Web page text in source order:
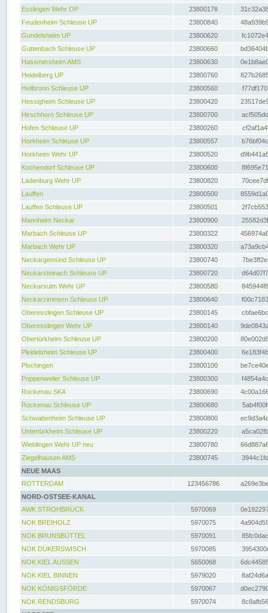
Esslingen Wehr OP
23800176
Feudenheim Schleuse UP
23800840
Gundelsheim UP
23800620
Guttenbach Schleuse UP
23800660
Hassmersheim AMS
23800630
Heidelberg UP
23800760
Heilbronn Schleuse UP
23800560
Hessigheim Schleuse UP
23800420
Hirschhorn Schleuse UP
23800700
Hofen Schleuse UP
23800260
Horkheim Schleuse UP
23800557
Horkheim Wehr UP
23800520
Kochendorf Schleuse UP
23800600
Ladenburg Wehr UP
23800820
Lauffen
23800500
Lauffen Schleuse UP
23800501
Mannheim Neckar
23800900
Marbach Schleuse UP
23800322
Marbach Wehr UP
23800320
Neckargemünd Schleuse UP
23800740
Neckarsteinach Schleuse UP
23800720
Neckarsulm Wehr UP
23800580
Neckarzimmern Schleuse UP
23800640
Oberesslingen Schleuse UP
23800145
Oberesslingen Wehr UP
23800140
Obertürkheim Schleuse UP
23800200
Pleidelsheim Schleuse UP
23800400
Plochingen
23800100
Poppenweiler Schleuse UP
23800300
Rockenau SKA
23800690
Rockenau Schleuse UP
23800680
Schwabenheim Schleuse UP
23800800
Untertürkheim Schleuse UP
23800220
Wieblingen Wehr UP neu
23800780
Ziegelhausen AMS
23800745
NEUE MAAS
ROTTERDAM
123456786
NORD-OSTSEE-KANAL
AWK STROHBRÜCK
5970069
NOK BREIHOLZ
5970075
NOK BRUNSBÜTTEL
5970091
NOK DÜKERSWISCH
5970085
NOK KIEL AUSSEN
5650068
NOK KIEL BINNEN
5979020
NOK KÖNIGSFÖRDE
5970067
NOK RENDSBURG
5970074